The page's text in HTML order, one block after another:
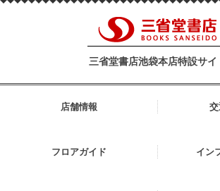
三省堂書店池袋本店特設サイ
店舗情報
フロアガイド イン